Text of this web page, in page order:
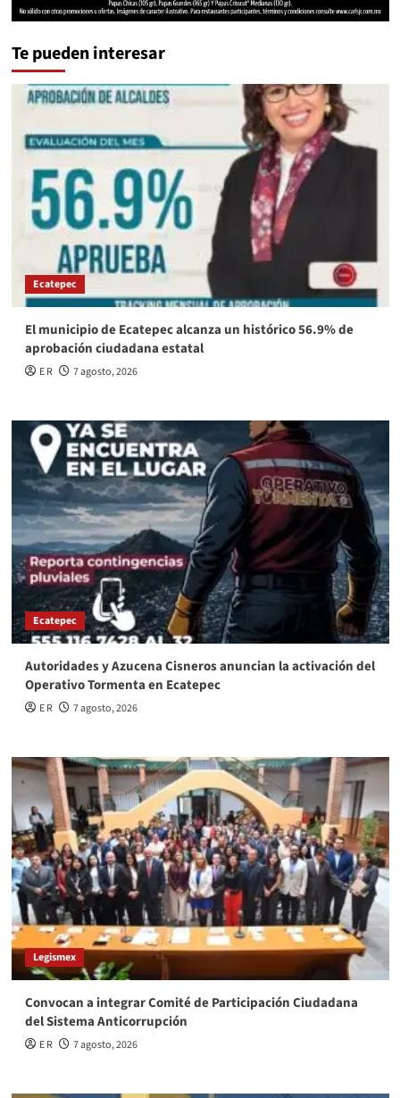
Te pueden interesar
Ecatepec
El municipio de Ecatepec alcanza un histórico 56.9% de
aprobación ciudadana estatal
E R 7 agosto, 2026
Ecatepec
Autoridades y Azucena Cisneros anuncian la activación del
Operativo Tormenta en Ecatepec
E R 7 agosto, 2026
Legismex
Convocan a integrar Comité de Participación Ciudadana
del Sistema Anticorrupción
E R 7 agosto, 2026